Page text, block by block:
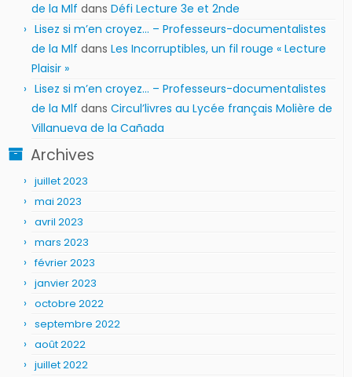
de la Mlf dans Défi Lecture 3e et 2nde
Lisez si m’en croyez… – Professeurs-documentalistes
de la Mlf dans Les Incorruptibles, un fil rouge « Lecture
Plaisir »
Lisez si m’en croyez… – Professeurs-documentalistes
de la Mlf dans Circul’livres au Lycée français Molière de
Villanueva de la Cañada
Archives
juillet 2023
mai 2023
avril 2023
mars 2023
février 2023
janvier 2023
octobre 2022
septembre 2022
août 2022
juillet 2022